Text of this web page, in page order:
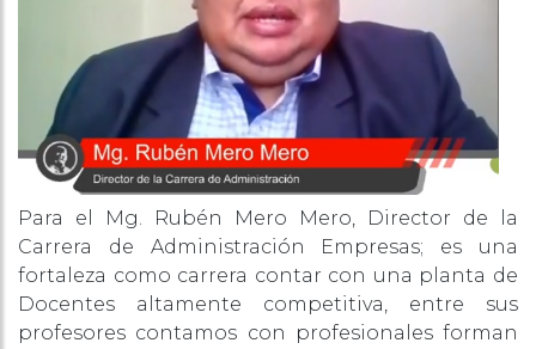
Para el Mg. Rubén Mero Mero, Director de la
Carrera de Administración Empresas; es una
fortaleza como carrera contar con una planta de
Docentes altamente competitiva, entre sus
profesores contamos con profesionales forman